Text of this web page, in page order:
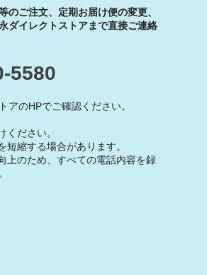
のご注文、定期お届け便の変更、
ダイレクトストアまで直接ご連絡
5580
アのHPでご確認ください。
ださい。
縮する場合があります。
上のため、すべての電話内容を録